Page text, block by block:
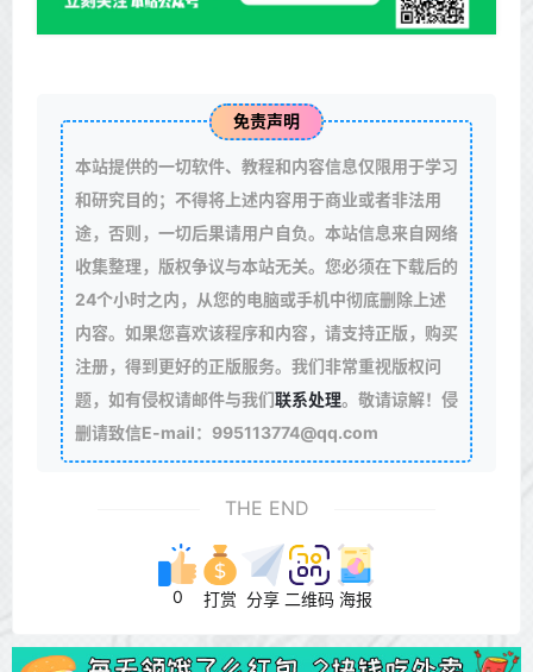
免责声明
本站提供的一切软件、教程和内容信息仅限用于学习
和研究目的；不得将上述内容用于商业或者非法用
途，否则，一切后果请用户自负。本站信息来自网络
收集整理，版权争议与本站无关。您必须在下载后的
24个小时之内，从您的电脑或手机中彻底删除上述
内容。如果您喜欢该程序和内容，请支持正版，购买
注册，得到更好的正版服务。我们非常重视版权问
题，如有侵权请邮件与我们联系处理。敬请谅解！侵
删请致信E-mail：995113774@qq.com
THE END
0 打赏 分享 二维码 海报